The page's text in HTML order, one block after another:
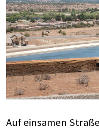
Auf einsamen